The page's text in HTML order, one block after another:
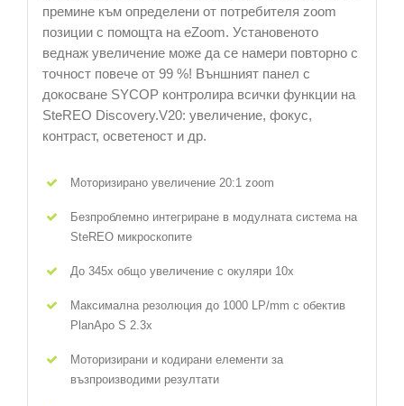
премине към определени от потребителя zoom
позиции с помощта на eZoom. Установеното
веднаж увеличение може да се намери повторно с
точност повече от 99 %! Външният панел с
докосване SYCOP контролира всички функции на
SteREO Discovery.V20: увеличение, фокус,
контраст, осветеност и др.
Моторизирано увеличение 20:1 zoom
Безпроблемно интегриране в модулната система на
SteREO микроскопите
До 345x общо увеличение с окуляри 10x
Максимална резолюция до 1000 LP/mm с обектив
PlanApo S 2.3x
Моторизирани и кодирани елементи за
възпроизводими резултати